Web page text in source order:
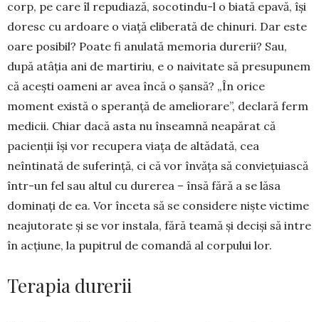
corp, pe care îl repu­diază, socotindu-l o biată epavă, își
doresc cu ar­doare o viață eliberată de chinuri. Dar este
oare posibil? Poate fi anulată memoria durerii? Sau,
după atâția ani de martiriu, e o naivitate să pre­supunem
că acești oameni ar avea încă o șansă? „În orice
moment există o speranță de amelio­rare”, declară ferm
medicii. Chiar dacă asta nu înseamnă neapărat că
pacienții își vor recupera viața de altădată, cea
neîntinată de suferință, ci că vor învăța să conviețuiască
într-un fel sau altul cu durerea – însă fără a se lăsa
dominați de ea. Vor înceta să se considere niște victime
neajutorate și se vor instala, fără teamă și deciși să intre
în acțiune, la pupitrul de comandă al corpului lor.
Terapia durerii